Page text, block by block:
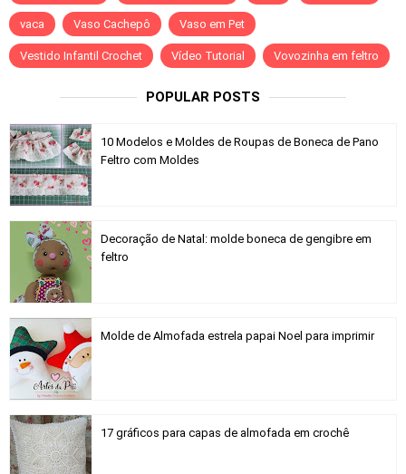
vaca Vaso Cachepô Vaso em Pet
Vestido Infantil Crochet Vídeo Tutorial Vovozinha em feltro
POPULAR POSTS
10 Modelos e Moldes de Roupas de Boneca de Pano
Feltro com Moldes
Decoração de Natal: molde boneca de gengibre em
feltro
Molde de Almofada estrela papai Noel para imprimir
17 gráficos para capas de almofada em crochê